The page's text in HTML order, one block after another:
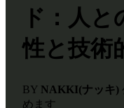
ド：人
性と技術
BY NAKKI(ナッキ)
めます